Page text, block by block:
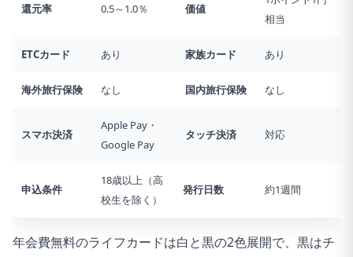
還元率 0.5～1.0％ 価値
相当
ETCカード あり 家族カード あり
海外旅行保険 なし 国内旅行保険 なし
スマホ決済
Apple Pay・
Google Pay
タッチ決済 対応
申込条件
18歳以上（高
校生を除く）
発行日数 約1週間
年会費無料のライフカードは白と黒の2色展開で、黒はチ